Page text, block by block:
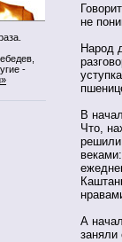
-
не
Народ
В
Что,
решили
А
заняли